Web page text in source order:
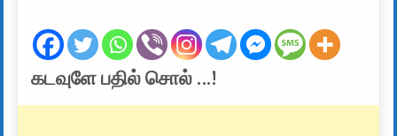
கடவுளே பதில் சொல் …!